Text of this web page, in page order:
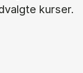
kur­ser.